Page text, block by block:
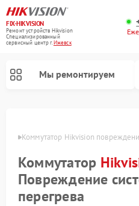
FIX-HIKVISION
Ремонт устройств Hikvision
Специализированный
cервисный центр г.Ижевск
Мы ремонтируем
Коммутатор Hikvision
Коммутатор
Повреждение
перегрева